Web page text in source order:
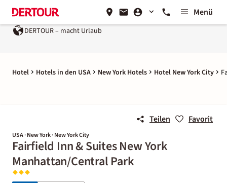
Menü
DERTOUR – macht Urlaub
Hotel Hotels in den USA New York Hotels Hotel New York City
Teilen Favorit
USA · New York · New York City
Fairfield Inn & Suites New York
Manhattan/Central Park